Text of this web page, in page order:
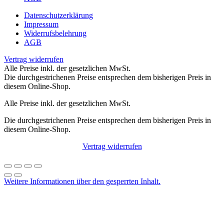
Datenschutzerklärung
Impressum
Widerrufsbelehrung
AGB
Vertrag widerrufen
Alle Preise inkl. der gesetzlichen MwSt.
Die durchgestrichenen Preise entsprechen dem bisherigen Preis in
diesem Online-Shop.
Alle Preise inkl. der gesetzlichen MwSt.
Die durchgestrichenen Preise entsprechen dem bisherigen Preis in
diesem Online-Shop.
Vertrag widerrufen
Weitere Informationen über den gesperrten Inhalt.